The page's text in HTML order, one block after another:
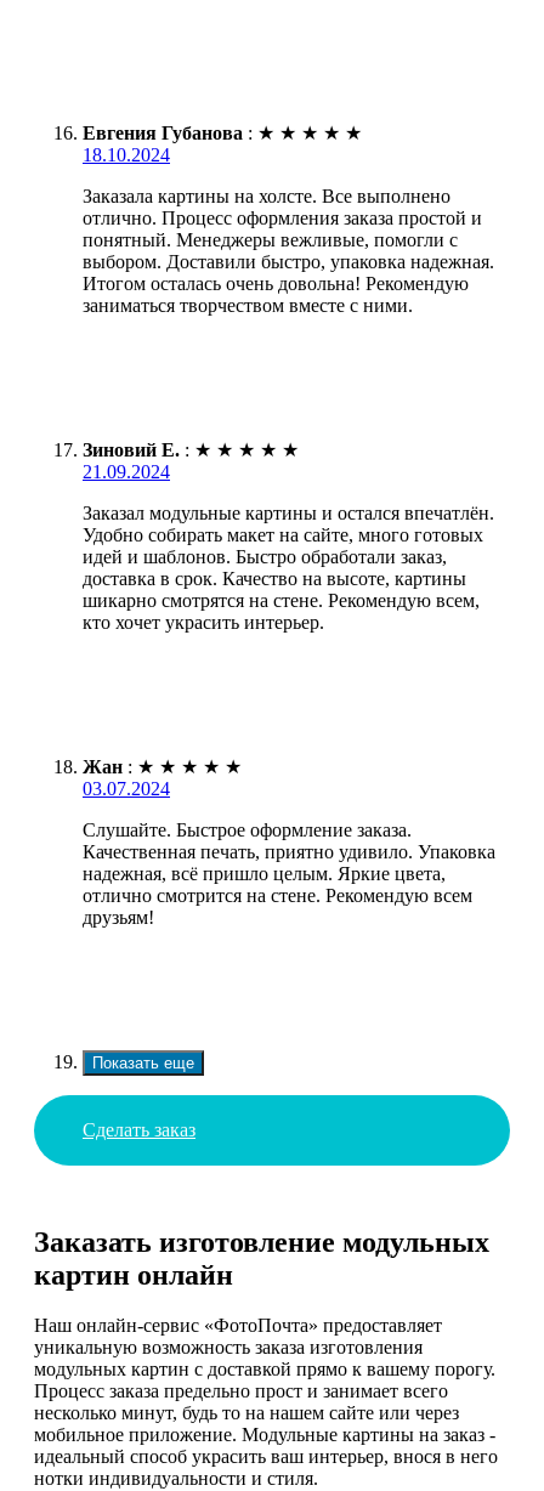
Евгения Губанова : ★ ★ ★ ★ ★
18.10.2024
Заказала картины на холсте. Все выполнено
отлично. Процесс оформления заказа простой и
понятный. Менеджеры вежливые, помогли с
выбором. Доставили быстро, упаковка надежная.
Итогом осталась очень довольна! Рекомендую
заниматься творчеством вместе с ними.
Зиновий Е. : ★ ★ ★ ★ ★
21.09.2024
Заказал модульные картины и остался впечатлён.
Удобно собирать макет на сайте, много готовых
идей и шаблонов. Быстро обработали заказ,
доставка в срок. Качество на высоте, картины
шикарно смотрятся на стене. Рекомендую всем,
кто хочет украсить интерьер.
Жан : ★ ★ ★ ★ ★
03.07.2024
Слушайте. Быстрое оформление заказа.
Качественная печать, приятно удивило. Упаковка
надежная, всё пришло целым. Яркие цвета,
отлично смотрится на стене. Рекомендую всем
друзьям!
Показать еще
Сделать заказ
Заказать изготовление модульных
картин онлайн
Наш онлайн-сервис «ФотоПочта» предоставляет
уникальную возможность заказа изготовления
модульных картин с доставкой прямо к вашему порогу.
Процесс заказа предельно прост и занимает всего
несколько минут, будь то на нашем сайте или через
мобильное приложение. Модульные картины на заказ -
идеальный способ украсить ваш интерьер, внося в него
нотки индивидуальности и стиля.